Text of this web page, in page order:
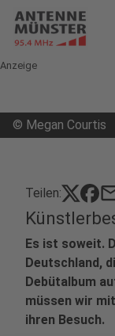
Anzeige
© Megan Courtis
Teilen:
Es ist soweit.
Deutschland,
Debütalbum
müssen wir
ihren Besuch.